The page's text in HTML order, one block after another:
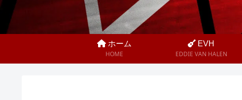
ホーム
HOME
EVH
EDDIE VAN HALEN